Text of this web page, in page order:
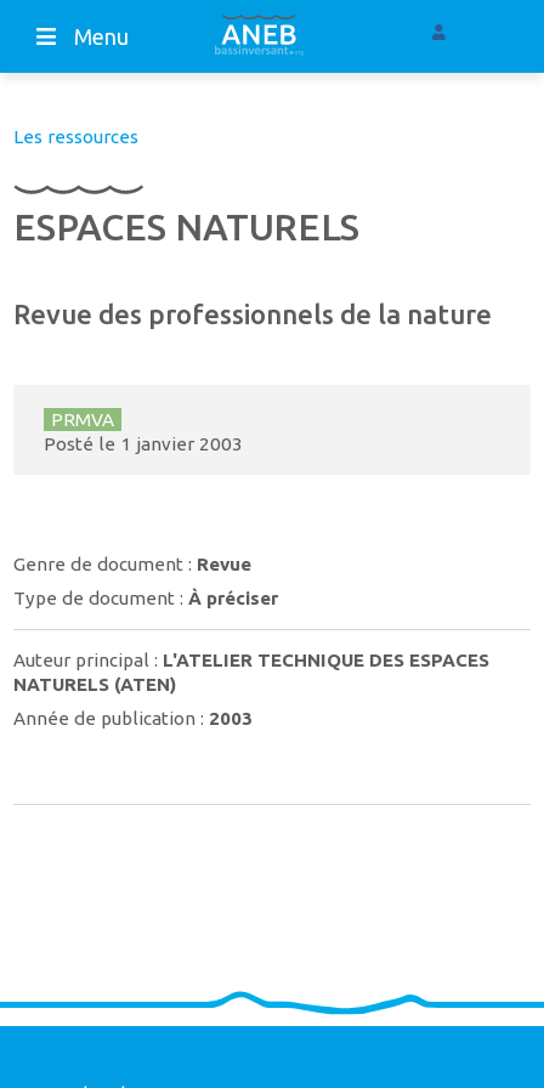
Menu
Les ressources
ESPACES NATURELS
Revue des professionnels de la nature
PRMVA
Posté le 1 janvier 2003
Genre de document : Revue
Type de document :À préciser
Auteur principal : L'ATELIER TECHNIQUE DES ESPACES
NATURELS (ATEN)
Année de publication : 2003